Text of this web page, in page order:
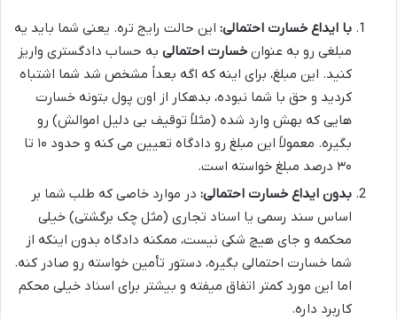
با ایداع خسارت احتمالی: این حالت رایج تره. یعنی شما باید یه
مبلغی رو به عنوان خسارت احتمالی به حساب دادگستری واریز
کنید. این مبلغ، برای اینه که اگه بعداً مشخص شد شما اشتباه
کردید و حق با شما نبوده، بدهکار از اون پول بتونه خسارت
هایی که بهش وارد شده (مثلاً توقیف بی دلیل اموالش) رو
بگیره. معمولاً این مبلغ رو دادگاه تعیین می کنه و حدود ۱۰ تا
۳۰ درصد مبلغ خواسته است.
بدون ایداع خسارت احتمالی: در موارد خاصی که طلب شما بر
اساس سند رسمی یا اسناد تجاری (مثل چک برگشتی) خیلی
محکمه و جای هیچ شکی نیست، ممکنه دادگاه بدون اینکه از
شما خسارت احتمالی بگیره، دستور تأمین خواسته رو صادر کنه.
اما این مورد کمتر اتفاق میفته و بیشتر برای اسناد خیلی محکم
کاربرد داره.